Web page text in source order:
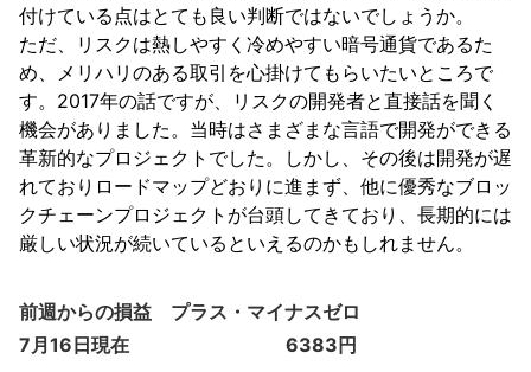
付けている点はとても良い判断ではないでしょうか。
ただ、リスクは熱しやすく冷めやすい暗号通貨であるた
め、メリハリのある取引を心掛けてもらいたいところで
す。2017年の話ですが、リスクの開発者と直接話を聞く
機会がありました。当時はさまざまな言語で開発ができる
革新的なプロジェクトでした。しかし、その後は開発が遅
れておりロードマップどおりに進まず、他に優秀なブロッ
クチェーンプロジェクトが台頭してきており、長期的には
厳しい状況が続いているといえるのかもしれません。
前週からの損益 プラス・マイナスゼロ
7月16日現在 6383円